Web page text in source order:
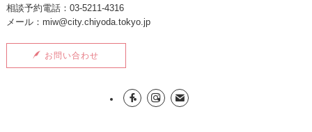
相談予約電話：03-5211-4316
メール：miw@city.chiyoda.tokyo.jp
お問い合わせ